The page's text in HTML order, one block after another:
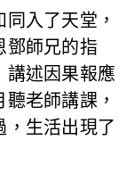
入了天堂，
鄧師兄的指
講述因果報應
老師講課，
，生活出現了